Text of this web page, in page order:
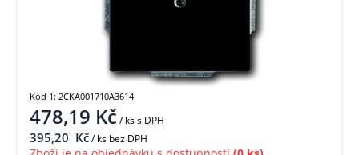
478,19 Kč/ kss DPH
395,20 Kč/ ks bez DPH
Kód 1: 2CKA001710A3614